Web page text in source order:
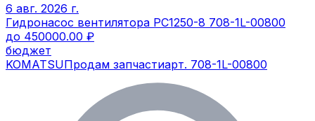
6 авг. 2026 г.
Гидронасос вентилятора PC1250-8 708-1L-00800
до 450000.00 ₽
бюджет
KOMATSUПродам запчастиарт. 708-1L-00800